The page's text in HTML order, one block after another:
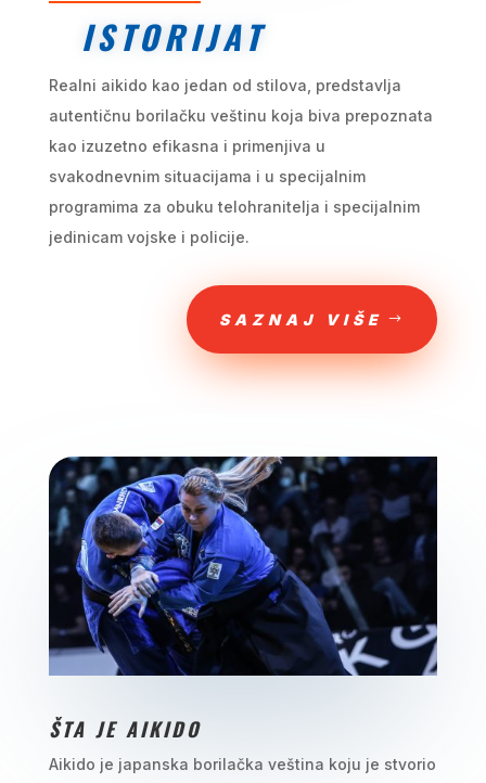
ISTORIJAT
Realni aikido kao jedan od stilova, predstavlja
autentičnu borilačku veštinu koja biva prepoznata
kao izuzetno efikasna i primenjiva u
svakodnevnim situacijama i u specijalnim
programima za obuku telohranitelja i specijalnim
jedinicam vojske i policije.
SAZNAJ VIŠE
ŠTA JE AIKIDO
Aikido je japanska borilačka veština koju je stvorio